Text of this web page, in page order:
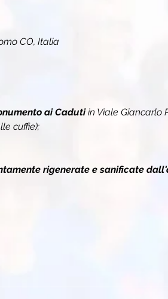
CO, Italia
ai Caduti in Viale Giancarlo
cuffie);
rigenerate e sanificate